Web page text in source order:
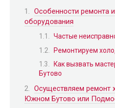
Особенности ремонта
оборудования
Частые
Ремонтируем
Как вызвать
Бутово
Осуществляем ремонт
Южном Бутово или